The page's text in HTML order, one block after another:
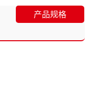
产品规格